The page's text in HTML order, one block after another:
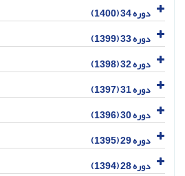
دوره 34 (1400)
دوره 33 (1399)
دوره 32 (1398)
دوره 31 (1397)
دوره 30 (1396)
دوره 29 (1395)
دوره 28 (1394)